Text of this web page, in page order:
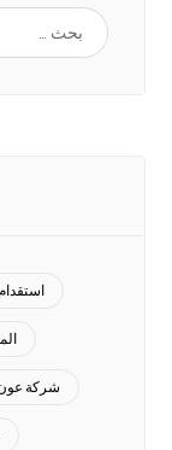
شركة عون